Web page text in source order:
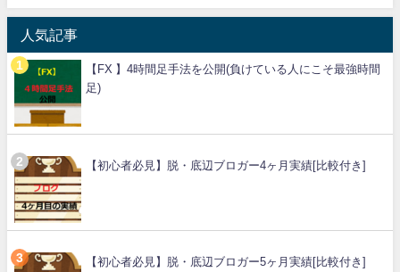
人気記事
【FX 】4時間足手法を公開(負けている人にこそ最強時間
足)
【初心者必見】脱・底辺ブロガー4ヶ月実績[比較付き]
【初心者必見】脱・底辺ブロガー5ヶ月実績[比較付き]